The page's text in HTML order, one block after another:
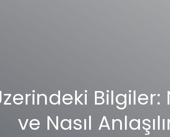
Bilgiler:
ve Nasıl